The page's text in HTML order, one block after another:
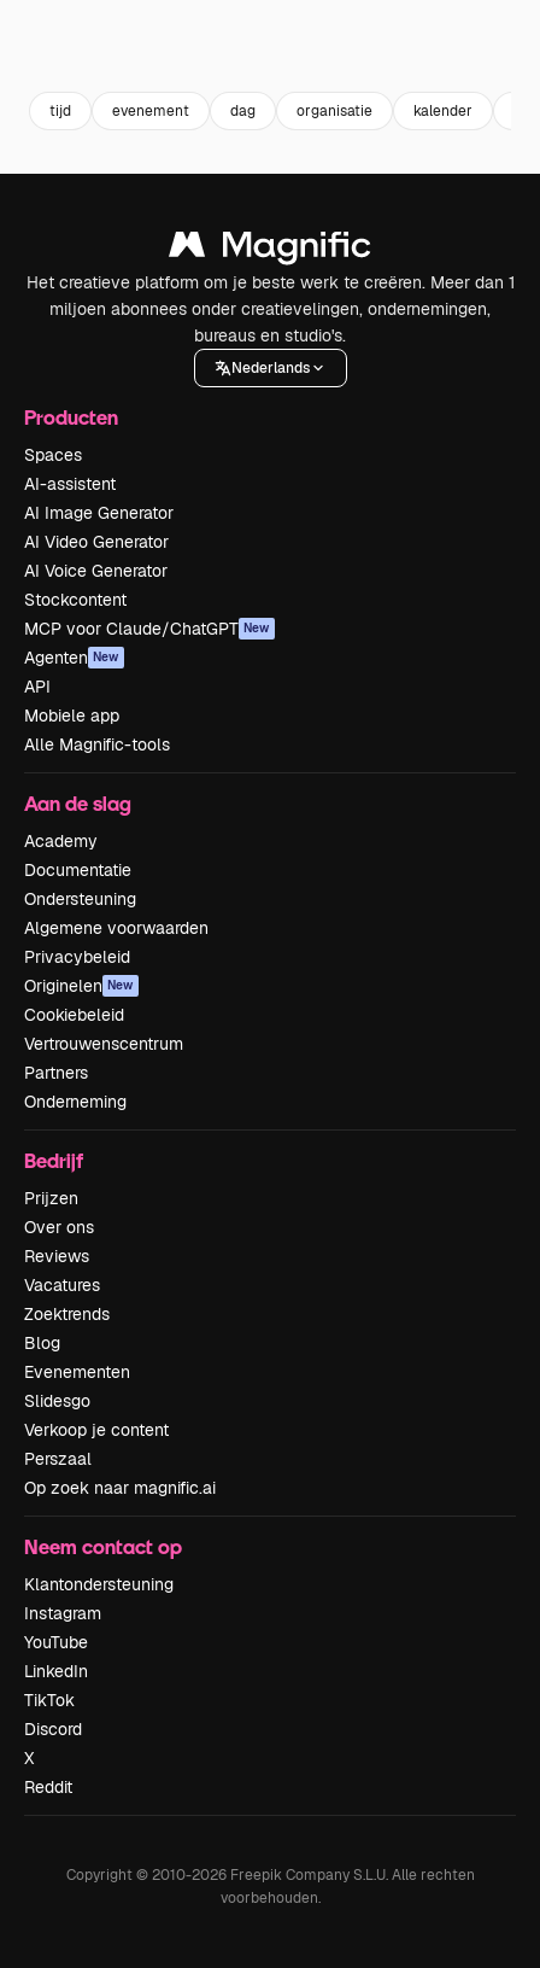
tijd evenement dag organisatie kalender
Het creatieve platform om je beste werk te creëren. Meer dan 1
miljoen abonnees onder creatievelingen, ondernemingen,
bureaus en studio's.
Nederlands
Producten
Spaces
AI-assistent
AI Image Generator
AI Video Generator
AI Voice Generator
Stockcontent
MCP voor Claude/ChatGPT New
Agenten New
API
Mobiele app
Alle Magnific-tools
Aan de slag
Academy
Documentatie
Ondersteuning
Algemene voorwaarden
Privacybeleid
Originelen New
Cookiebeleid
Vertrouwenscentrum
Partners
Onderneming
Bedrijf
Prijzen
Over ons
Reviews
Vacatures
Zoektrends
Blog
Evenementen
Slidesgo
Verkoop je content
Perszaal
Op zoek naar magnific.ai
Neem contact op
Klantondersteuning
Instagram
YouTube
LinkedIn
TikTok
Discord
X
Reddit
Copyright © 2010-2026Freepik Company S.L.U. Alle rechten
voorbehouden.